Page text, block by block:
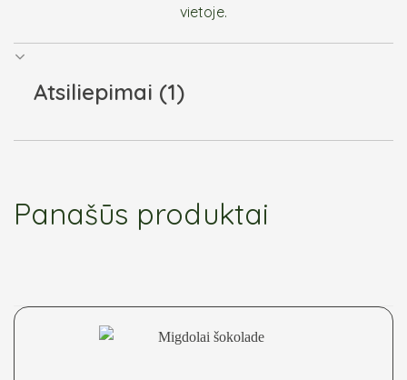
vietoje.
Atsiliepimai (1)
Panašūs produktai